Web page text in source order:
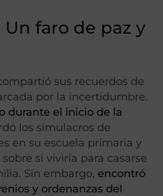
Un faro de paz y
sus recuerdos de
por la incertidumbre.
durante el inicio de la
los simulacros de
en su escuela primaria y
si viviría para casarse
Sin embargo, encontró
y ordenanzas del